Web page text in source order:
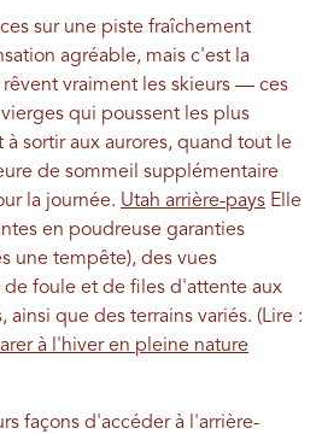
sur une piste fraîchement
agréable, mais c'est la
vraiment les skieurs — ces
qui poussent les plus
à sortir aux aurores, quand tout le
de sommeil supplémentaire
la journée. Utah arrière-pays Elle
en poudreuse garanties
une tempête), des vues
foule et de files d'attente aux
ainsi que des terrains variés. (Lire :
à l'hiver en pleine nature
façons d'accéder à l'arrière-